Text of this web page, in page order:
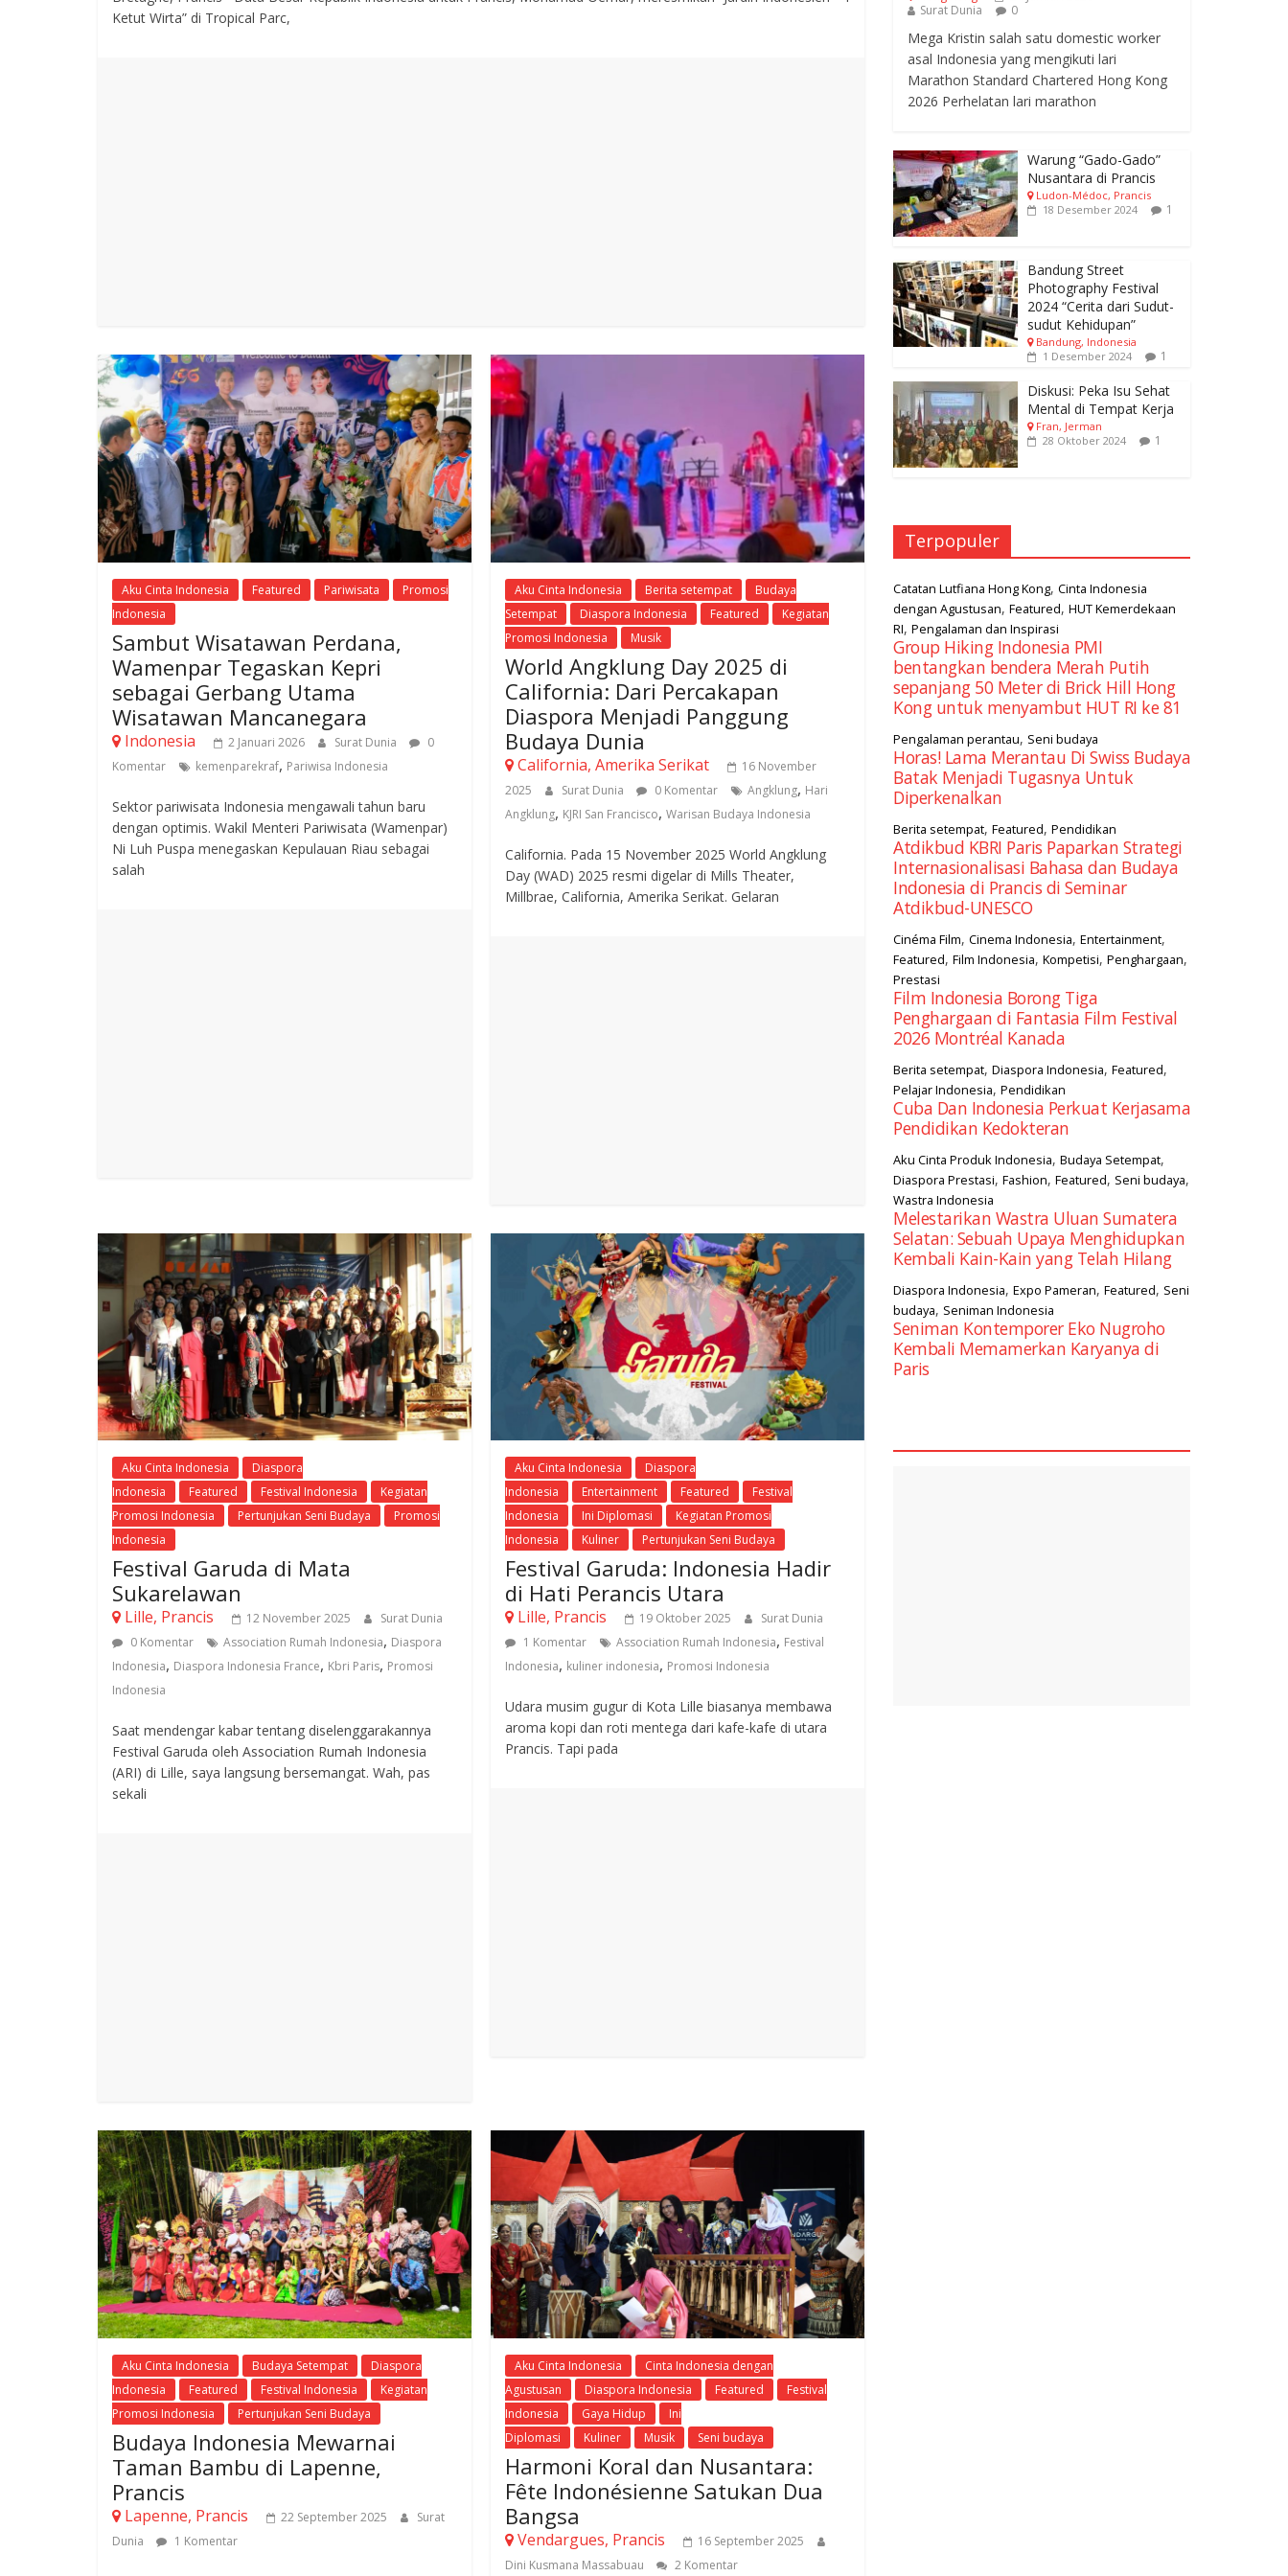
Ketut Wirta” di Tropical Parc,
Aku Cinta Indonesia Featured Pariwisata
Promosi
Indonesia
Sambut Wisatawan Perdana,
Wamenpar Tegaskan Kepri
sebagai Gerbang Utama
Wisatawan Mancanegara
Indonesia 2 Januari 2026 Surat Dunia
0
Komentar
kemenparekraf, Pariwisa Indonesia
Sektor pariwisata Indonesia mengawali tahun baru
dengan optimis. Wakil Menteri Pariwisata (Wamenpar)
Ni Luh Puspa menegaskan Kepulauan Riau sebagai
salah
Aku Cinta Indonesia Berita setempat
Budaya
Setempat
Diaspora Indonesia Featured
Kegiatan
Promosi Indonesia
Musik
World Angklung Day 2025 di
California: Dari Percakapan
Diaspora Menjadi Panggung
Budaya Dunia
California, Amerika Serikat
16 November
2025
Surat Dunia 0 Komentar Angklung, Hari
Angklung, KJRI San Francisco,Warisan Budaya Indonesia
California. Pada 15 November 2025 World Angklung
Day (WAD) 2025 resmi digelar di Mills Theater,
Millbrae, California, Amerika Serikat. Gelaran
Aku Cinta Indonesia
Diaspora
Indonesia
Featured Festival Indonesia
Kegiatan
Promosi Indonesia
Pertunjukan Seni Budaya
Promosi
Indonesia
Festival Garuda di Mata
Sukarelawan
Lille, Prancis 12 November 2025
Surat Dunia
0 Komentar
Association Rumah Indonesia, Diaspora
Indonesia, Diaspora Indonesia France, Kbri Paris, Promosi
Indonesia
Saat mendengar kabar tentang diselenggarakannya
Festival Garuda oleh Association Rumah Indonesia
(ARI) di Lille, saya langsung bersemangat. Wah, pas
sekali
Aku Cinta Indonesia
Diaspora
Indonesia
Entertainment Featured
Festival
Indonesia
Ini Diplomasi
Kegiatan Promosi
Indonesia
Kuliner Pertunjukan Seni Budaya
Festival Garuda: Indonesia Hadir
di Hati Perancis Utara
Lille, Prancis 19 Oktober 2025
Surat Dunia
1 Komentar
Association Rumah Indonesia, Festival
Indonesia, kuliner indonesia, Promosi Indonesia
Udara musim gugur di Kota Lille biasanya membawa
aroma kopi dan roti mentega dari kafe-kafe di utara
Prancis. Tapi pada
Aku Cinta Indonesia Budaya Setempat
Diaspora
Indonesia
Featured Festival Indonesia
Kegiatan
Promosi Indonesia
Pertunjukan Seni Budaya
Budaya Indonesia Mewarnai
Taman Bambu di Lapenne,
Prancis
Lapenne, Prancis 22 September 2025
Surat
Dunia
1 Komentar
Aku Cinta Indonesia
Cinta Indonesia dengan
Agustusan
Diaspora Indonesia Featured
Festival
Indonesia
Gaya Hidup
Ini
Diplomasi
Kuliner Musik Seni budaya
Harmoni Koral dan Nusantara:
Fête Indonésienne Satukan Dua
Bangsa
Vendargues, Prancis
16 September 2025
Dini Kusmana Massabuau
2 Komentar
Surat Dunia
0
Mega Kristin salah satu domestic worker
asal Indonesia yang mengikuti lari
Marathon Standard Chartered Hong Kong
2026 Perhelatan lari marathon
Warung “Gado-Gado”
Nusantara di Prancis
Ludon-Médoc, Prancis
18 Desember 2024
1
Bandung Street
Photography Festival
2024 “Cerita dari Sudut-
sudut Kehidupan”
Bandung, Indonesia
1 Desember 2024
1
Diskusi: Peka Isu Sehat
Mental di Tempat Kerja
Fran, Jerman
28 Oktober 2024
1
Terpopuler
Catatan Lutfiana Hong Kong, Cinta Indonesia
dengan Agustusan, Featured, HUT Kemerdekaan
RI, Pengalaman dan Inspirasi
Group Hiking Indonesia PMI
bentangkan bendera Merah Putih
sepanjang 50 Meter di Brick Hill Hong
Kong untuk menyambut HUT RI ke 81
Pengalaman perantau, Seni budaya
Horas! Lama Merantau Di Swiss Budaya
Batak Menjadi Tugasnya Untuk
Diperkenalkan
Berita setempat, Featured, Pendidikan
Atdikbud KBRI Paris Paparkan Strategi
Internasionalisasi Bahasa dan Budaya
Indonesia di Prancis di Seminar
Atdikbud-UNESCO
Cinéma Film, Cinema Indonesia, Entertainment,
Featured, Film Indonesia, Kompetisi, Penghargaan,
Prestasi
Film Indonesia Borong Tiga
Penghargaan di Fantasia Film Festival
2026 Montréal Kanada
Berita setempat, Diaspora Indonesia, Featured,
Pelajar Indonesia, Pendidikan
Cuba Dan Indonesia Perkuat Kerjasama
Pendidikan Kedokteran
Aku Cinta Produk Indonesia, Budaya Setempat,
Diaspora Prestasi, Fashion, Featured, Seni budaya,
Wastra Indonesia
Melestarikan Wastra Uluan Sumatera
Selatan: Sebuah Upaya Menghidupkan
Kembali Kain-Kain yang Telah Hilang
Diaspora Indonesia, Expo Pameran, Featured, Seni
budaya, Seniman Indonesia
Seniman Kontemporer Eko Nugroho
Kembali Memamerkan Karyanya di
Paris